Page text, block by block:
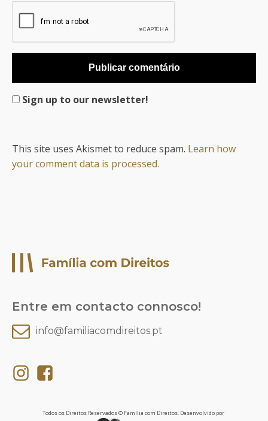
Sign up to our newsletter!
This site uses Akismet to reduce spam. Learn how
your comment data is processed.
Entre em contacto connosco!
info@familiacomdireitos.pt
Todos os Direitos Reservados © Família com Direitos. Desenvolvido por